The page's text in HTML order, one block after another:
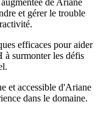
de Ariane
et gérer le trouble
efficaces pour aider
à surmonter les défis
et accessible d'Ariane
dans le domaine.